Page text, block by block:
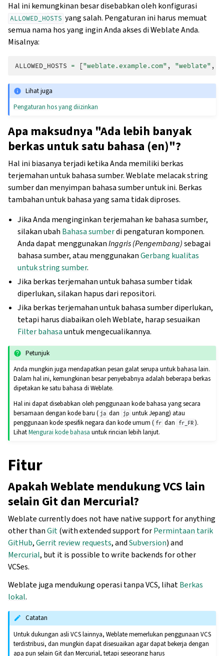
Hal ini kemungkinan besar disebabkan oleh konfigurasi
ALLOWED_HOSTS yang salah. Pengaturan ini harus memuat
semua nama hos yang ingin Anda akses di Weblate Anda.
Misalnya:
ALLOWED_HOSTS = ["weblate.example.com" , "weblate" ,
Lihat juga
Pengaturan hos yang diizinkan
Apa maksudnya "Ada lebih banyak
berkas untuk satu bahasa (en)"?
Hal ini biasanya terjadi ketika Anda memiliki berkas
terjemahan untuk bahasa sumber. Weblate melacak string
sumber dan menyimpan bahasa sumber untuk ini. Berkas
tambahan untuk bahasa yang sama tidak diproses.
Jika Anda menginginkan terjemahan ke bahasa sumber,
silakan ubah Bahasa sumberdi pengaturan komponen.
Anda dapat menggunakanInggris (Pengembang)sebagai
bahasa sumber, atau menggunakanGerbang kualitas
untuk string sumber.
Jika berkas terjemahan untuk bahasa sumber tidak
diperlukan, silakan hapus dari repositori.
Jika berkas terjemahan untuk bahasa sumber diperlukan,
tetapi harus diabaikan oleh Weblate, harap sesuaikan
Filter bahasauntuk mengecualikannya.
Petunjuk
Anda mungkin juga mendapatkan pesan galat serupa untuk bahasa lain.
Dalam hal ini, kemungkinan besar penyebabnya adalah beberapa berkas
dipetakan ke satu bahasa di Weblate.
Hal ini dapat disebabkan oleh penggunaan kode bahasa yang secara
bersamaan dengan kode baru ( ja dan jp untuk Jepang) atau
penggunaan kode spesifik negara dan kode umum ( fr dan fr_FR ).
LihatMengurai kode bahasa untuk rincian lebih lanjut.
Fitur
Apakah Weblate mendukung VCS lain
selain Git dan Mercurial?
Weblate currently does not have native support for anything
other thanGit(with extended support forPermintaan tarik
GitHub,Gerrit review requests, andSubversion) and
Mercurial, but it is possible to write backends for other
VCSes.
Weblate juga mendukung operasi tanpa VCS, lihatBerkas
lokal.
Catatan
Untuk dukungan asli VCS lainnya, Weblate memerlukan penggunaan VCS
terdistribusi, dan mungkin dapat disesuaikan agar dapat bekerja dengan
apa pun selain Git dan Mercurial, tetapi seseorang harus